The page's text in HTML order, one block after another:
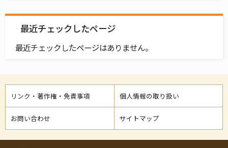
最近チェックしたページ
最近チェックしたページはありません。
リンク・著作権・免責事項 個人情報の取り扱い
お問い合わせ サイトマップ